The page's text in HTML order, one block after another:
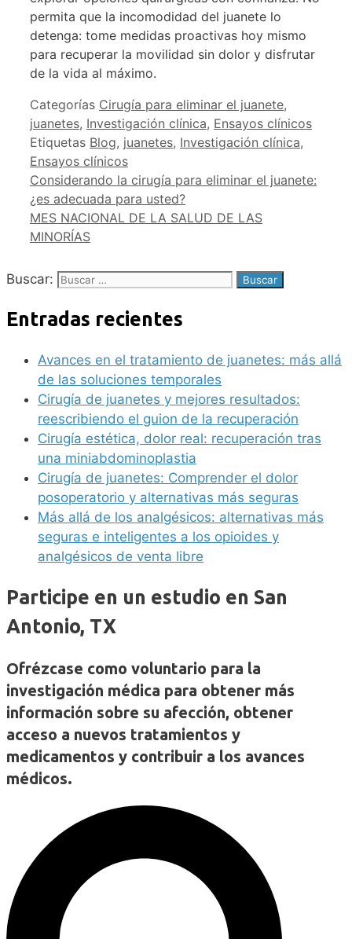
permita que la incomodidad del juanete lo
detenga: tome medidas proactivas hoy mismo
para recuperar la movilidad sin dolor y disfrutar
de la vida al máximo.
Categorías Cirugía para eliminar el juanete,
juanetes, Investigación clínica, Ensayos clínicos
Etiquetas Blog, juanetes, Investigación clínica,
Ensayos clínicos
Considerando la cirugía para eliminar el juanete:
¿es adecuada para usted?
MES NACIONAL DE LA SALUD DE LAS
MINORÍAS
Buscar:
Entradas recientes
Avances en el tratamiento de juanetes: más allá
de las soluciones temporales
Cirugía de juanetes y mejores resultados:
reescribiendo el guion de la recuperación
Cirugía estética, dolor real: recuperación tras
una miniabdominoplastia
Cirugía de juanetes: Comprender el dolor
posoperatorio y alternativas más seguras
Más allá de los analgésicos: alternativas más
seguras e inteligentes a los opioides y
analgésicos de venta libre
Participe en un estudio en San
Antonio, TX
Ofrézcase como voluntario para la
investigación médica para obtener más
información sobre su afección, obtener
acceso a nuevos tratamientos y
medicamentos y contribuir a los avances
médicos.